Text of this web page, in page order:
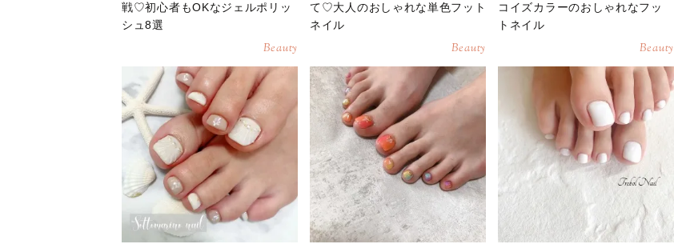
戦♡初心者もOKなジェルポリッ
シュ8選
Beauty
て♡大人のおしゃれな単色フット
ネイル
Beauty
コイズカラーのおしゃれなフッ
トネイル
Beauty